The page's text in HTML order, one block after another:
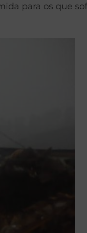
para os que